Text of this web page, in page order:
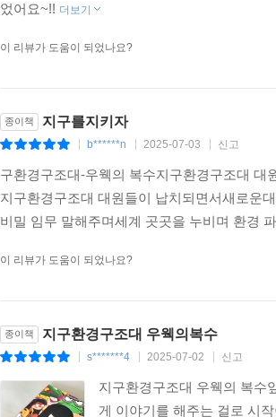
었어요~!! 더보기
이 리뷰가 도움이 되었나요?
종이책 지구를지키자
b******n 2025-07-03 신고
구환경구조대-우웩의 복수지구환경구조대
지구환경구조대 대원들이 납치되면서새로운
비밀 임무 말해주며세계 곳곳을 누비며 환경
이 리뷰가 도움이 되었나요?
종이책 지구환경구조대 우웩의복수
s*******4 2025-07-02 신고
지구환경구조대 우웩의 복수
게 이야기를 해주는 걸로 시